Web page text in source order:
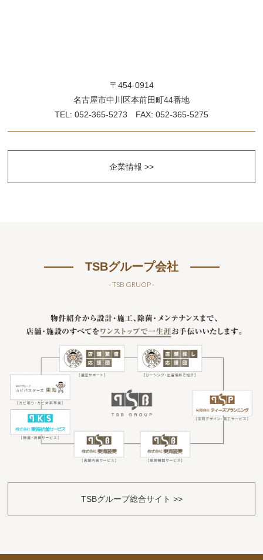
〒454-0914
名古屋市中川区本前田町44番地
TEL: 052-365-5273 FAX: 052-365-5275
企業情報 >>
TSBグループ会社
- TSB GRUOP -
TSBグループ総合サイト >>